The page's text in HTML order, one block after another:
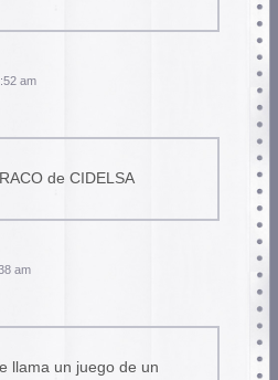
am
de CIDELSA
am
llama un juego de un